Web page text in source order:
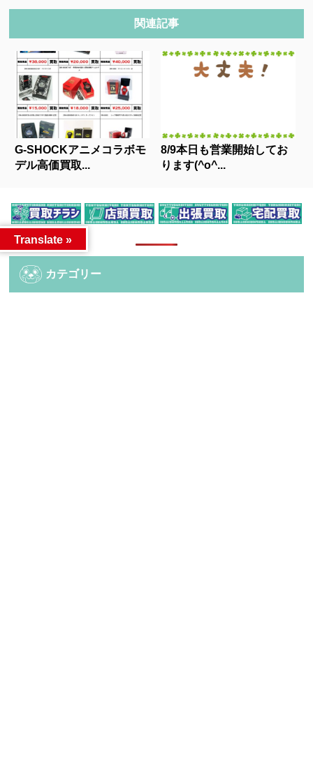
関連記事
G-SHOCKアニメコラボモ
デル高価買取...
8/9本日も営業開始してお
ります(^o^...
人気記事
カテゴリー
Translate »